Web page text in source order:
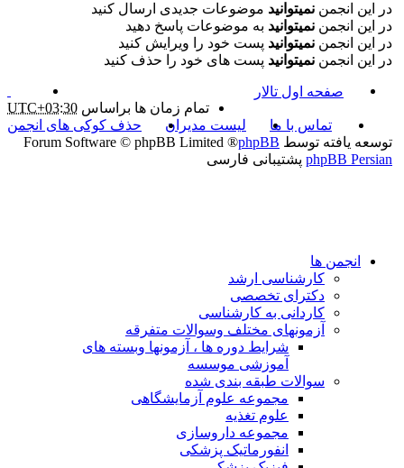
در این انجمن نمیتوانید موضوعات جدیدی ارسال کنید
در این انجمن نمیتوانید به موضوعات پاسخ دهید
در این انجمن نمیتوانید پست خود را ویرایش کنید
در این انجمن نمیتوانید پست های خود را حذف کنید
صفحه اول تالار
تمام زمان ها براساس UTC+03:30
حذف کوکی های انجمن
لیست مدیران
تماس با ما
توسعه یافته توسط phpBB
® Forum Software © phpBB Limited
phpBB Persian پشتیبانی فارسی
انجمن ها
کارشناسی ارشد
دکترای تخصصی
کاردانی به کارشناسی
آزمونهای مختلف وسوالات متفرقه
شرایط دوره ها ، آزمونها وبسته های
آموزشی موسسه
سوالات طبقه بندی شده
مجموعه علوم آزمایشگاهی
علوم تغذیه
مجموعه داروسازی
انفورماتیک پزشکی